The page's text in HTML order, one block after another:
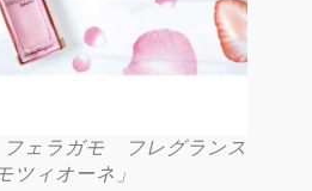
ェラガモ フレグランス
ツィオーネ」